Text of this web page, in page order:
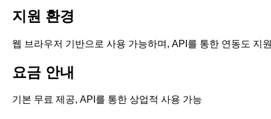
지원 환경
웹 브라우저 기반으로 사용 가능하며, API를 통한 연동도 지원
요금 안내
기본 무료 제공, API를 통한 상업적 사용 가능